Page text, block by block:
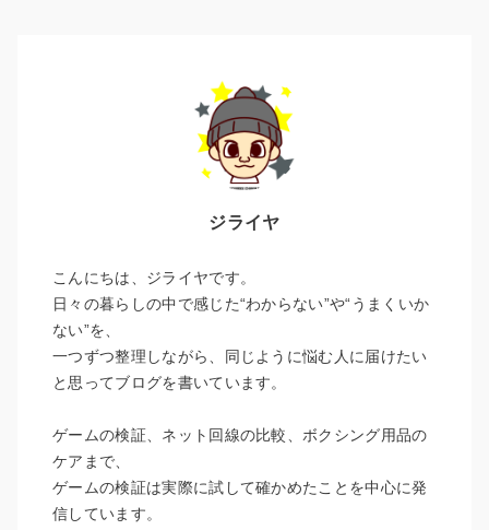
ジライヤ
こんにちは、ジライヤです。
日々の暮らしの中で感じた“わからない”や“うまくいか
ない”を、
一つずつ整理しながら、同じように悩む人に届けたい
と思ってブログを書いています。
ゲームの検証、ネット回線の比較、ボクシング用品の
ケアまで、
ゲームの検証は実際に試して確かめたことを中心に発
信しています。